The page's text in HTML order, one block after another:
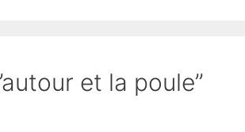
et la poule”